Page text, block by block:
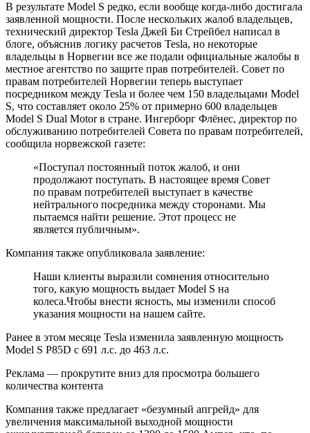
В результате Model S редко, если вообще когда-либо достигала
заявленной мощности. После нескольких жалоб владельцев,
технический директор Tesla Джей Би Стрейбел написал в
блоге, объяснив логику расчетов Tesla, но некоторые
владельцы в Норвегии все же подали официальные жалобы в
местное агентство по защите прав потребителей. Совет по
правам потребителей Норвегии теперь выступает
посредником между Tesla и более чем 150 владельцами Model
S, что составляет около 25% от примерно 600 владельцев
Model S Dual Motor в стране. Ингерборг Флёнес, директор по
обслуживанию потребителей Совета по правам потребителей,
сообщила норвежской газете:
«Поступал постоянный поток жалоб, и они
продолжают поступать. В настоящее время Совет
по правам потребителей выступает в качестве
нейтрального посредника между сторонами. Мы
пытаемся найти решение. Этот процесс не
является публичным».
Компания также опубликовала заявление:
Наши клиенты выразили сомнения относительно
того, какую мощность выдает Model S на
колеса.Чтобы внести ясность, мы изменили способ
указания мощности на нашем сайте.
Ранее в этом месяце Tesla изменила заявленную мощность
Model S P85D с 691 л.с. до 463 л.с.
Реклама — прокрутите вниз для просмотра большего
количества контента
Компания также предлагает «безумный апгрейд» для
увеличения максимальной выходной мощности